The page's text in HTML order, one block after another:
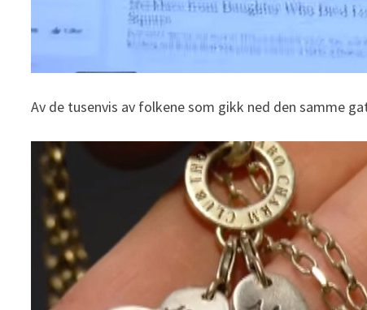
Av de tusenvis av folkene som gikk ned den samme